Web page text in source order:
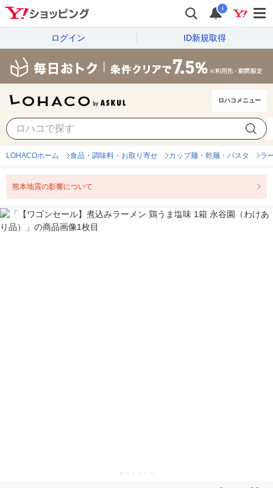
i
ログイン ID新規取得
ロハコメニュー
LOHACOホーム 食品・調味料・お取り寄せ カップ麺・乾麺・パスタ ラ
熊本地震の影響について